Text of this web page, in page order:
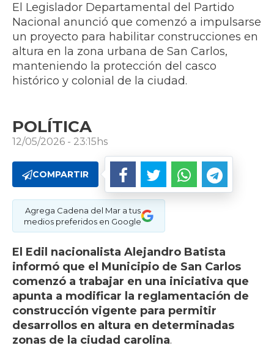
El Legislador Departamental del Partido
Nacional anunció que comenzó a impulsarse
un proyecto para habilitar construcciones en
altura en la zona urbana de San Carlos,
manteniendo la protección del casco
histórico y colonial de la ciudad.
POLÍTICA
12/05/2026 - 23:15hs
COMPARTIR
Agrega Cadena del Mar a tus
medios preferidos en Google
El Edil nacionalista Alejandro Batista
informó que el Municipio de San Carlos
comenzó a trabajar en una iniciativa que
apunta a modificar la reglamentación de
construcción vigente para permitir
desarrollos en altura en determinadas
zonas de la ciudad carolina.